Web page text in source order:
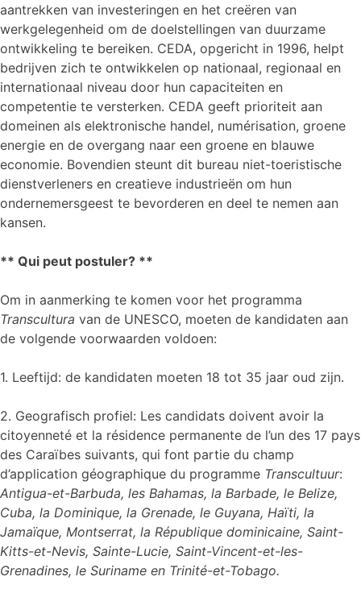
aantrekken van investeringen en het creëren van
werkgelegenheid om de doelstellingen van duurzame
ontwikkeling te bereiken. CEDA, opgericht in 1996, helpt
bedrijven zich te ontwikkelen op nationaal, regionaal en
internationaal niveau door hun capaciteiten en
competentie te versterken. CEDA geeft prioriteit aan
domeinen als elektronische handel, numérisation, groene
energie en de overgang naar een groene en blauwe
economie. Bovendien steunt dit bureau niet-toeristische
dienstverleners en creatieve industrieën om hun
ondernemersgeest te bevorderen en deel te nemen aan
kansen.
** Qui peut postuler? **
Om in aanmerking te komen voor het programma
Transcultura van de UNESCO, moeten de kandidaten aan
de volgende voorwaarden voldoen:
1. Leeftijd: de kandidaten moeten 18 tot 35 jaar oud zijn.
2. Geografisch profiel: Les candidats doivent avoir la
citoyenneté et la résidence permanente de l’un des 17 pays
des Caraïbes suivants, qui font partie du champ
d’application géographique du programme Transcultuur:
Antigua-et-Barbuda, les Bahamas, la Barbade, le Belize,
Cuba, la Dominique, la Grenade, le Guyana, Haïti, la
Jamaïque, Montserrat, la République dominicaine, Saint-
Kitts-et-Nevis, Sainte-Lucie, Saint-Vincent-et-les-
Grenadines, le Suriname en Trinité-et-Tobago.